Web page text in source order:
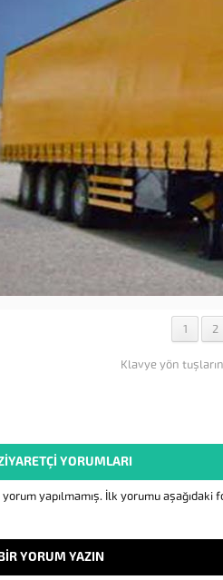
1 2
Klavye yön
YORUMLARI
yapılmamış. İlk yorumu aşağıdaki
YORUM YAZIN